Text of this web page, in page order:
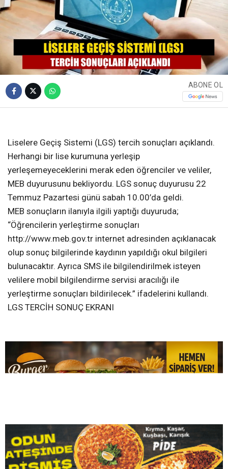
ABONE OL
Liselere Geçiş Sistemi (LGS) tercih sonuçları açıklandı.
Herhangi bir lise kurumuna yerleşip
yerleşemeyeceklerini merak eden öğrenciler ve veliler,
MEB sonuçların ilanıyla ilgili yaptığı duyuruda;
“Öğrencilerin yerleştirme sonuçları
http://www.meb.gov.tr internet adresinden açıklanacak
yerleştirme sonuçları bildirilecek.” ifadelerini kullandı.
LGS TERCİH SONUÇ EKRANI